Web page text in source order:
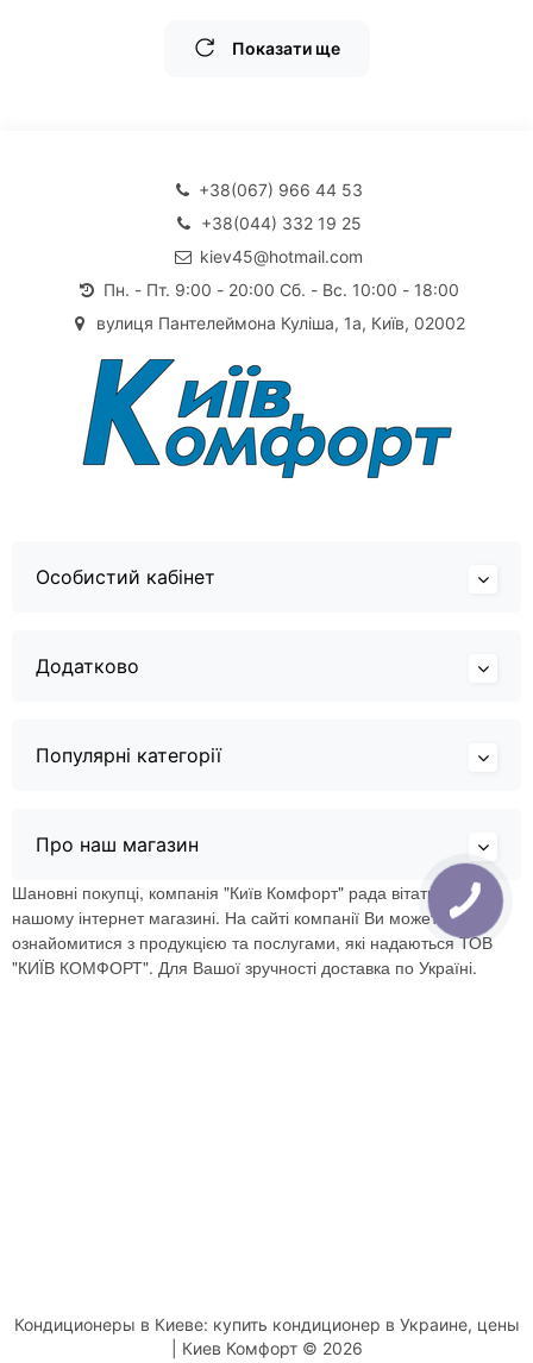
Показати ще
+38(067) 966 44 53
+38(044) 332 19 25
kiev45@hotmail.com
Пн. - Пт. 9:00 - 20:00 Сб. - Вс. 10:00 - 18:00
вулиця Пантелеймона Куліша, 1а, Київ, 02002
Особистий кабінет
Додатково
Популярні категорії
Про наш магазин
Шановні покупці, компанія "Київ Комфорт" рада вітати Вас в
нашому інтернет магазині. На сайті компанії Ви можете
ознайомитися з продукцією та послугами, які надаються ТОВ
"КИЇВ КОМФОРТ". Для Вашої зручності доставка по Україні.
Кондиционеры в Киеве: купить кондиционер в Украине, цены
| Киев Комфорт © 2026